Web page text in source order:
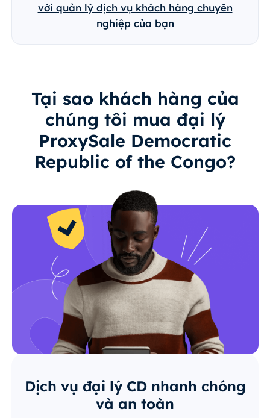
với quản lý dịch vụ khách hàng chuyên
nghiệp của bạn
Tại sao khách hàng của
chúng tôi mua đại lý
ProxySale Democratic
Republic of the Congo?
Dịch vụ đại lý CD nhanh chóng
và an toàn